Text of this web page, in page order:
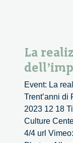
La
Event: La
Trent’anni di
2023 12 18
Culture
4/4 url